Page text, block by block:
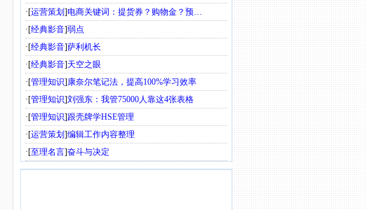
·[运营策划 ]电商关键词：提货券？购物金？预…
·[经典影音]弱点
·[经典影音]萨利机长
·[经典影音]天空之眼
·[管理知识]康奈尔笔记法，提高100%学习效率
·[管理知识]刘强东：我管75000人靠这4张表格
·[管理知识]跟壳牌学HSE管理
·[运营策划 ]编辑工作内容整理
·[至理名言]奋斗与决定